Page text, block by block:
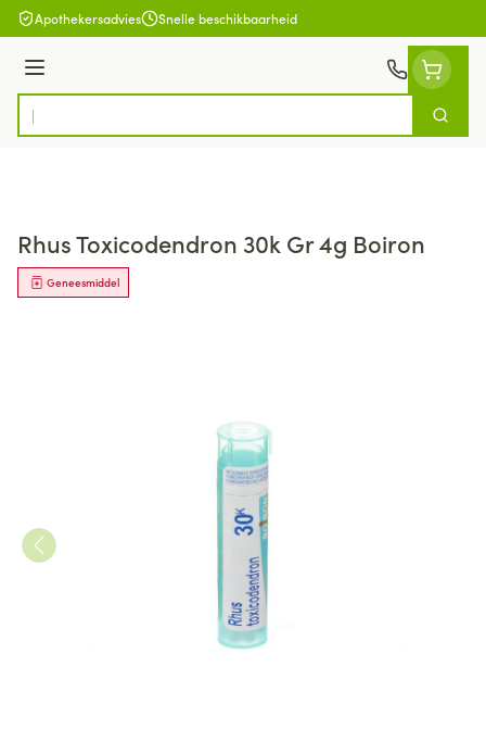
Ga naar de inhoud
Apothekersadvies Snelle beschikbaarheid
Menu
Product, merk, categorie...
Zoek
Rhus Toxicodendron 30k Gr 4g Boiron
Geneesmiddel